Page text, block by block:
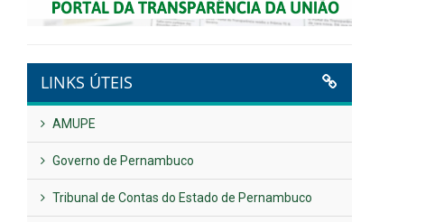
LINKS ÚTEIS
AMUPE
Governo de Pernambuco
Tribunal de Contas do Estado de Pernambuco